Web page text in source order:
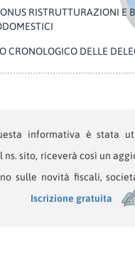
RISTRUTTURAZIONI E
CRONOLOGICO DELLE
informativa è stata
ns. sito, riceverà così un
sulle novità fiscali,
Iscrizione gratuita